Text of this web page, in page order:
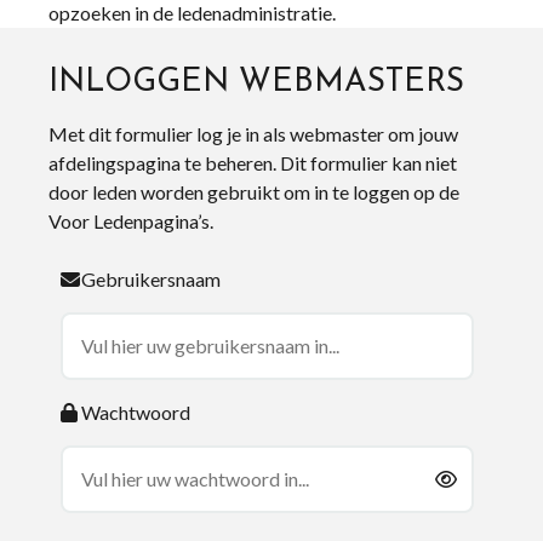
opzoeken in de ledenadministratie.
INLOGGEN WEBMASTERS
Met dit formulier log je in als webmaster om jouw
afdelingspagina te beheren. Dit formulier kan niet
door leden worden gebruikt om in te loggen op de
Voor Ledenpagina’s.
Gebruikersnaam
Wachtwoord